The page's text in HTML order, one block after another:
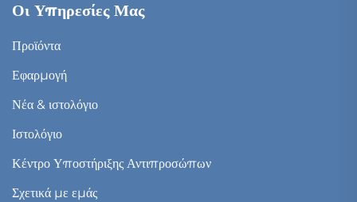
Οι Υπηρεσίες Μας
Προϊόντα
Εφαρμογή
Νέα & ιστολόγιο
Ιστολόγιο
Κέντρο Υποστήριξης Αντιπροσώπων
Σχετικά με εμάς